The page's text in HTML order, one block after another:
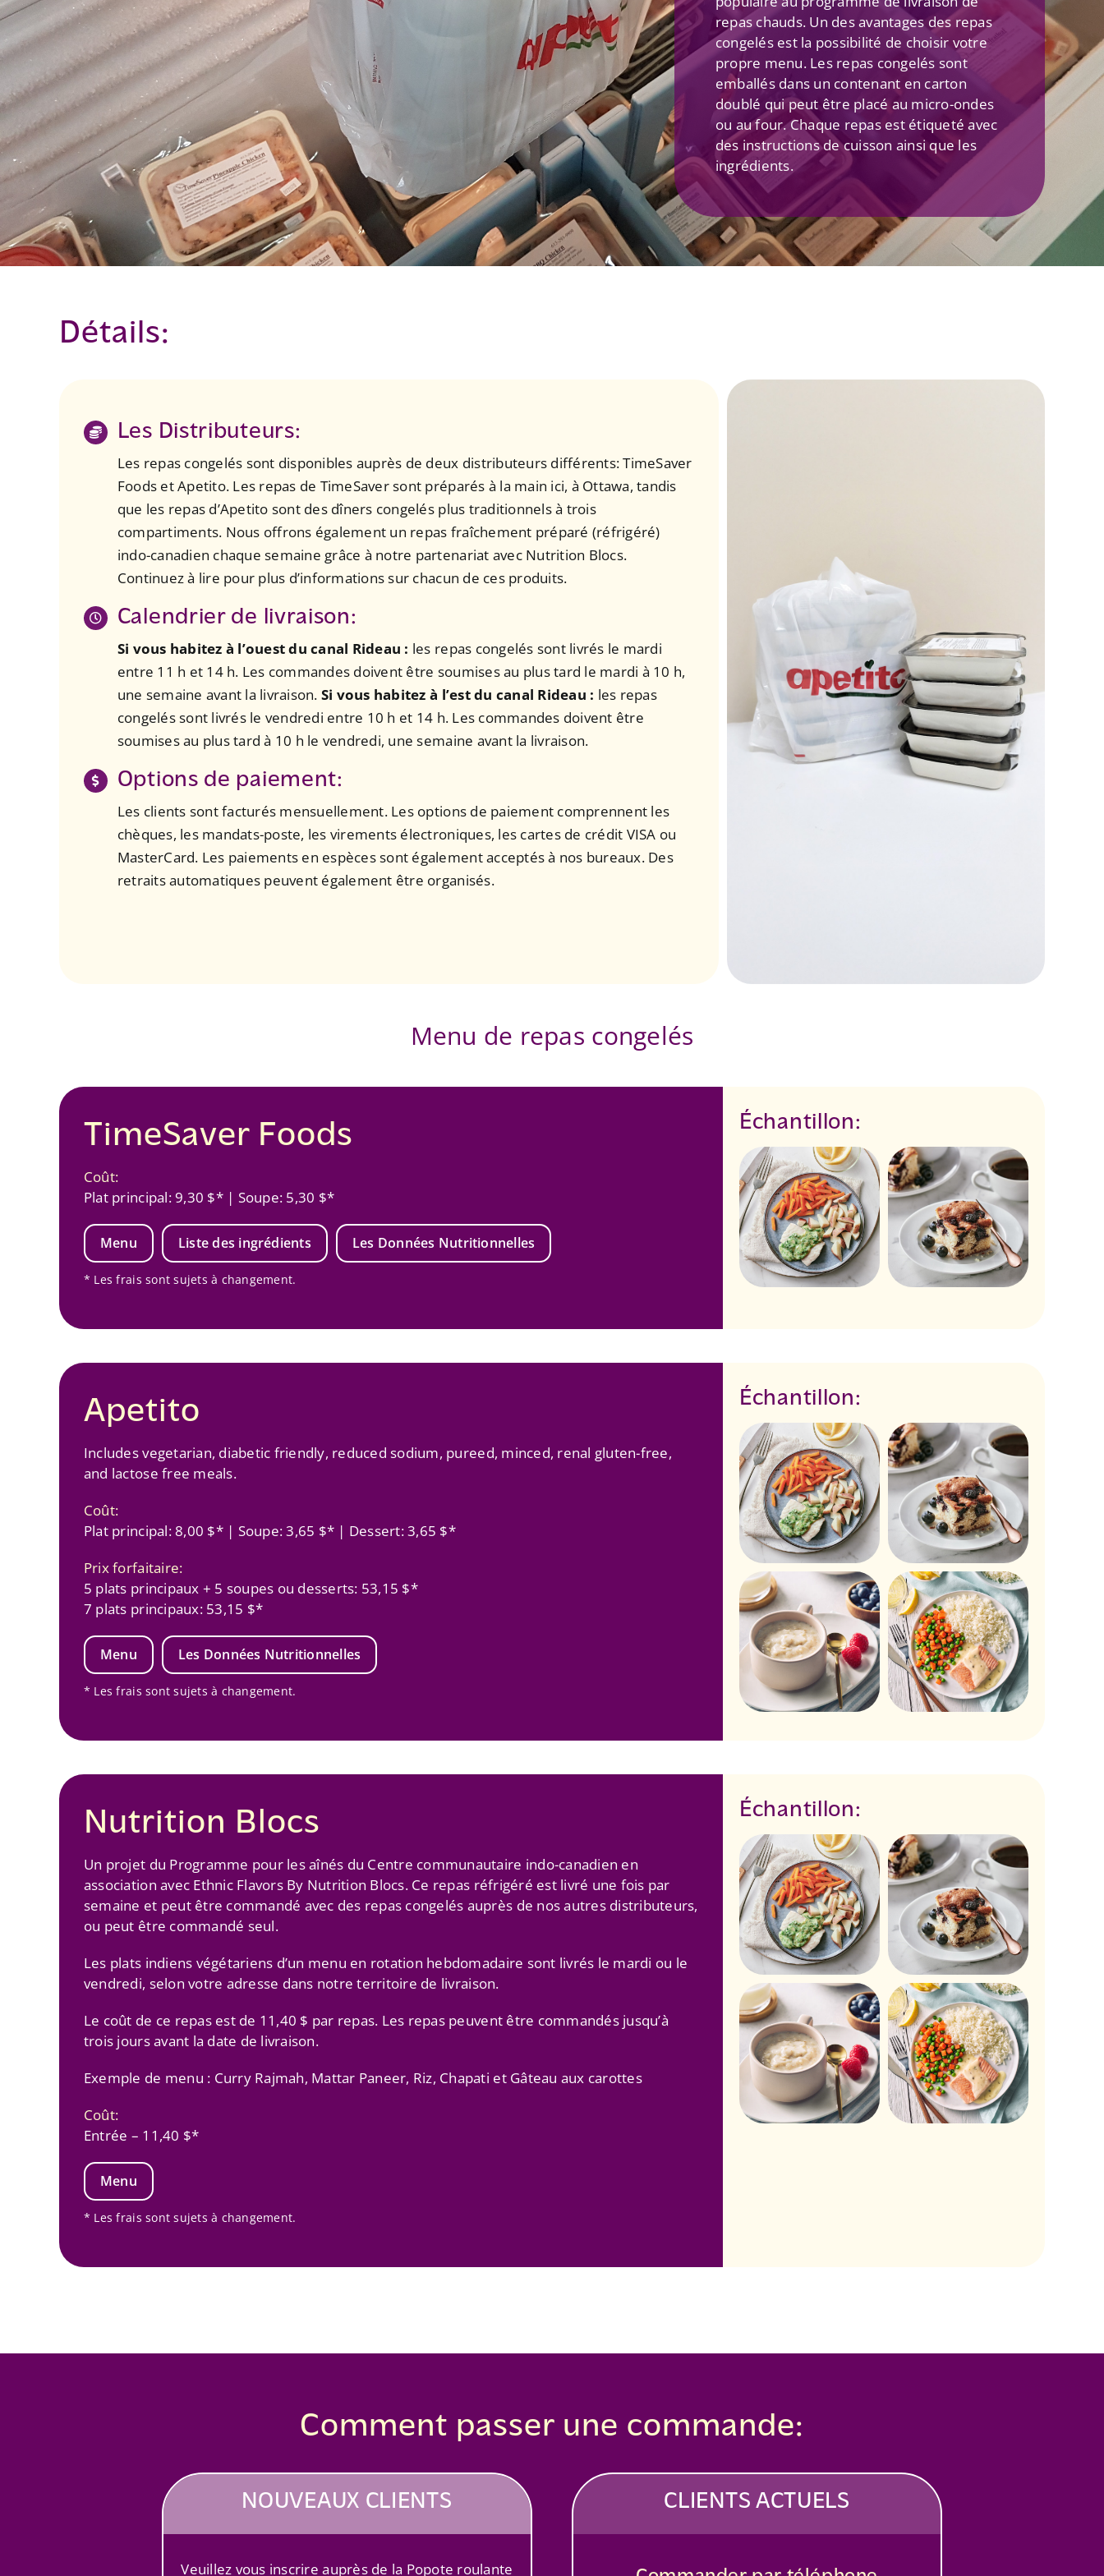
repas chauds. Un des avantages des repas
congelés est la possibilité de choisir votre
propre menu. Les repas congelés sont
emballés dans un contenant en carton
doublé qui peut être placé au micro-ondes
ou au four. Chaque repas est étiqueté avec
des instructions de cuisson ainsi que les
ingrédients.
Détails:
Les Distributeurs:
Les repas congelés sont disponibles auprès de deux distributeurs différents: TimeSaver
Foods et Apetito. Les repas de TimeSaver sont préparés à la main ici, à Ottawa, tandis
que les repas d’Apetito sont des dîners congelés plus traditionnels à trois
compartiments. Nous offrons également un repas fraîchement préparé (réfrigéré)
indo-canadien chaque semaine grâce à notre partenariat avec Nutrition Blocs.
Continuez à lire pour plus d’informations sur chacun de ces produits.
Calendrier de livraison:
Si vous habitez à l’ouest du canal Rideau : les repas congelés sont livrés le mardi
entre 11 h et 14 h. Les commandes doivent être soumises au plus tard le mardi à 10 h,
une semaine avant la livraison. Si vous habitez à l’est du canal Rideau : les repas
congelés sont livrés le vendredi entre 10 h et 14 h. Les commandes doivent être
soumises au plus tard à 10 h le vendredi, une semaine avant la livraison.
Options de paiement:
Les clients sont facturés mensuellement. Les options de paiement comprennent les
chèques, les mandats-poste, les virements électroniques, les cartes de crédit VISA ou
MasterCard. Les paiements en espèces sont également acceptés à nos bureaux. Des
retraits automatiques peuvent également être organisés.
Menu de repas congelés
TimeSaver Foods
Coût:
Plat principal: 9,30 $* | Soupe: 5,30 $*
Menu Liste des ingrédients Les Données Nutritionnelles
* Les frais sont sujets à changement.
Échantillon:
Apetito
Includes vegetarian, diabetic friendly, reduced sodium, pureed, minced, renal gluten-free,
and lactose free meals.
Coût:
Plat principal: 8,00 $* | Soupe: 3,65 $* | Dessert: 3,65 $*
Prix forfaitaire:
5 plats principaux + 5 soupes ou desserts: 53,15 $*
7 plats principaux: 53,15 $*
Menu Les Données Nutritionnelles
* Les frais sont sujets à changement.
Échantillon:
Nutrition Blocs
Un projet du Programme pour les aînés du Centre communautaire indo-canadien en
association avec Ethnic Flavors By Nutrition Blocs. Ce repas réfrigéré est livré une fois par
semaine et peut être commandé avec des repas congelés auprès de nos autres distributeurs,
ou peut être commandé seul.
Les plats indiens végétariens d’un menu en rotation hebdomadaire sont livrés le mardi ou le
vendredi, selon votre adresse dans notre territoire de livraison.
Le coût de ce repas est de 11,40 $ par repas. Les repas peuvent être commandés jusqu’à
trois jours avant la date de livraison.
Exemple de menu : Curry Rajmah, Mattar Paneer, Riz, Chapati et Gâteau aux carottes
Coût:
Entrée – 11,40 $*
Menu
* Les frais sont sujets à changement.
Échantillon:
Comment passer une commande:
NOUVEAUX CLIENTS
Veuillez vous inscrire auprès de la Popote roulante
CLIENTS ACTUELS